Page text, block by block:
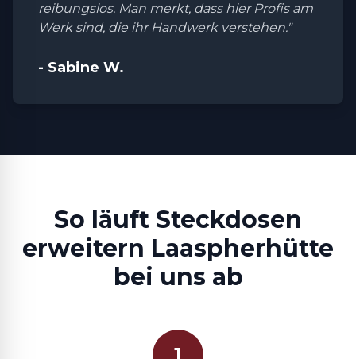
reibungslos. Man merkt, dass hier Profis am
Werk sind, die ihr Handwerk verstehen."
- Sabine W.
So läuft Steckdosen
erweitern Laaspherhütte
bei uns ab